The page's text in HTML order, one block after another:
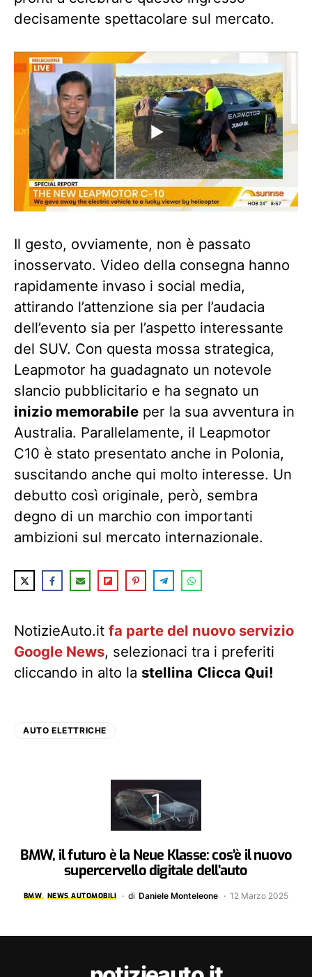
decisamente spettacolare sul mercato.
Il gesto, ovviamente, non è passato
inosservato. Video della consegna hanno
rapidamente invaso i social media,
attirando l’attenzione sia per l’audacia
dell’evento sia per l’aspetto interessante
del SUV. Con questa mossa strategica,
Leapmotor ha guadagnato un notevole
slancio pubblicitario e ha segnato un
inizio memorabile per la sua avventura in
Australia. Parallelamente, il Leapmotor
C10 è stato presentato anche in Polonia,
suscitando anche qui molto interesse. Un
debutto così originale, però, sembra
degno di un marchio con importanti
ambizioni sul mercato internazionale.
NotizieAuto.it fa parte del nuovo servizio
Google News, selezionaci tra i preferiti
cliccando in alto la stellina Clicca Qui!
AUTO ELETTRICHE
BMW, il futuro è la Neue Klasse: cos’è il nuovo
supercervello digitale dell’auto
BMW NEWS AUTOMOBILI di Daniele Monteleone 12 Marzo 2025